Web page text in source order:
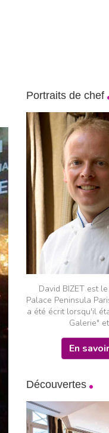
Portraits de chef
David BIZET est
Palace Peninsula
a été écrit lorsqu'il
Galerie"
En
Découvertes